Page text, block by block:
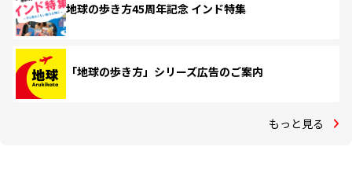
地球の歩き方45周年記念 インド特集
「地球の歩き方」シリーズ広告のご案内
もっと見る